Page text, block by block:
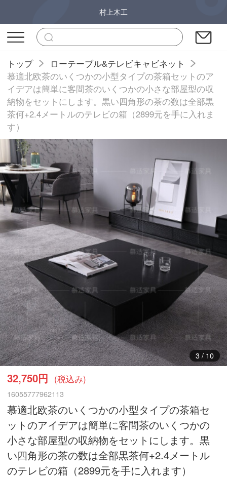
村上木工
トップ
ローテーブル&テレビキャビネット
慕適北欧茶のいくつかの小型タイプの茶箱セットのア
イデアは簡単に客間茶のいくつかの小さな部屋型の収
納物をセットにします。黒い四角形の茶の数は全部黒
茶何+2.4メートルのテレビの箱（2899元を手に入れま
す）
4/ 10
32,750円 (税込み)
16055777962113
慕適北欧茶のいくつかの小型タイプの茶箱セ
ットのアイデアは簡単に客間茶のいくつかの
小さな部屋型の収納物をセットにします。黒
い四角形の茶の数は全部黒茶何+2.4メートル
のテレビの箱（2899元を手に入れます）